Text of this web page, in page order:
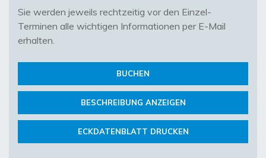
Sie werden jeweils rechtzeitig vor den Einzel-
Terminen alle wichtigen Informationen per E-Mail
erhalten.
BUCHEN
BESCHREIBUNG ANZEIGEN
ECKDATENBLATT DRUCKEN